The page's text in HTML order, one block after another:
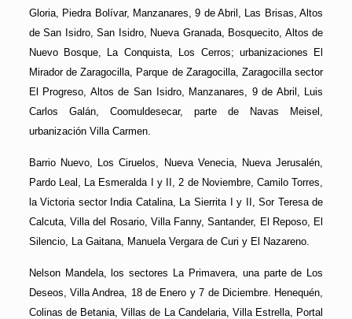
Gloria, Piedra Bolívar, Manzanares, 9 de Abril, Las Brisas, Altos
de San Isidro, San Isidro, Nueva Granada, Bosquecito, Altos de
Nuevo Bosque, La Conquista, Los Cerros; urbanizaciones El
Mirador de Zaragocilla, Parque de Zaragocilla, Zaragocilla sector
El Progreso, Altos de San Isidro, Manzanares, 9 de Abril, Luis
Carlos Galán, Coomuldesecar, parte de Navas Meisel,
urbanización Villa Carmen.
Barrio Nuevo, Los Ciruelos, Nueva Venecia, Nueva Jerusalén,
Pardo Leal, La Esmeralda I y II, 2 de Noviembre, Camilo Torres,
la Victoria sector India Catalina, La Sierrita I y II, Sor Teresa de
Calcuta, Villa del Rosario, Villa Fanny, Santander, El Reposo, El
Silencio, La Gaitana, Manuela Vergara de Curi y El Nazareno.
Nelson Mandela, los sectores La Primavera, una parte de Los
Deseos, Villa Andrea, 18 de Enero y 7 de Diciembre. Henequén,
Colinas de Betania, Villas de La Candelaria, Villa Estrella, Portal